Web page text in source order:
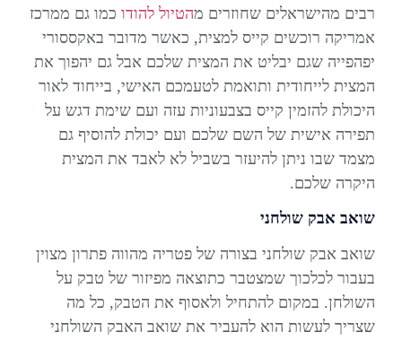
רבים מהישראלים שחוזרים מהטיול להודו כמו גם ממרכז
אמריקה רוכשים קייס למצית, כאשר מדובר באקססורי
יפהפייה שגם יבליט את המצית שלכם אבל גם יהפוך את
המצית לייחודית ותואמת לטעמכם האישי, בייחוד לאור
היכולת להזמין קייס בצבעוניות עזה ועם שימת דגש על
תפירה אישית של השם שלכם ועם יכולת להוסיף גם
מצמד שבו ניתן להיעזר בשביל לא לאבד את המצית
היקרה שלכם.
שואב אבק שולחני
שואב אבק שולחני בצורה של פטריה מהווה פתרון מצוין
בעבור לכלכוך שמצטבר כתוצאה מפיזור של טבק על
השולחן. במקום להתחיל ולאסוף את הטבק, כל מה
שצריך לעשות הוא להעביר את שואב האבק השולחני